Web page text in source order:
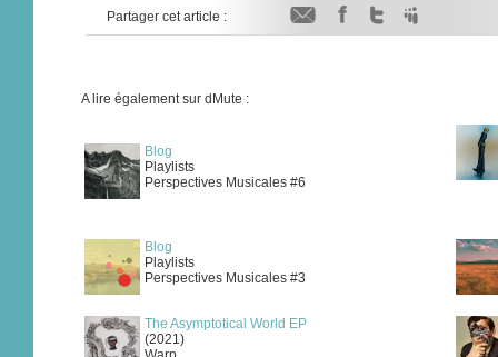
Partager cet article :
A lire également sur dMute :
Blog
Playlists
Perspectives Musicales #6
Blog
Playlists
Perspectives Musicales #3
The Asymptotical World EP
(2021)